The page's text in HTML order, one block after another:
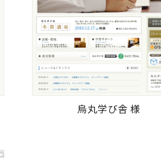
烏丸学び舎 様